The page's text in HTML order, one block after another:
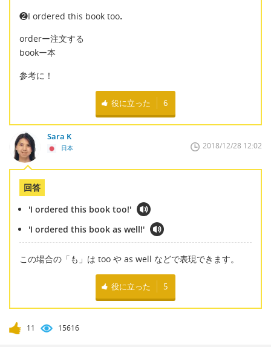
❷I ordered this book too．
orderー注文する
bookー本
参考に！
役に立った 6
Sara K
日本 2018/12/28 12:02
回答
'I ordered this book too!'
'I ordered this book as well!'
この場合の「も」は too や as well などで表現できます。
役に立った 5
11 15616